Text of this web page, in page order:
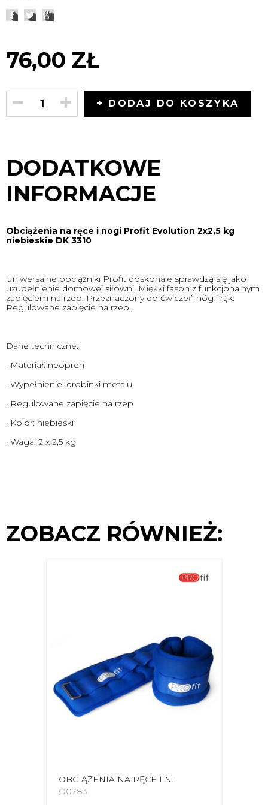
76,00 ZŁ
+ DODAJ DO KOSZYKA
DODATKOWE
INFORMACJE
Obciążenia na ręce i nogi Profit Evolution 2x2,5 kg
niebieskie DK 3310
Uniwersalne obciążniki Profit doskonale sprawdzą się jako
uzupełnienie domowej siłowni. Miękki fason z funkcjonalnym
zapięciem na rzep. Przeznaczony do ćwiczeń nóg i rąk.
Regulowane zapięcie na rzep.
Dane techniczne:
· Materiał: neopren
· Wypełnienie: drobinki metalu
· Regulowane zapięcie na rzep
· Kolor: niebieski
· Waga: 2 x 2,5 kg
ZOBACZ RÓWNIEŻ:
OBCIĄŻENIA NA RĘCE I NOGI PROFIT EVOLUTION 2X2KG NIEBIESKIE DK 3310
O0783